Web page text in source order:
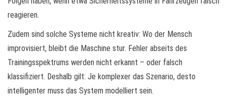
reagieren.
Zudem sind solche Systeme nicht kreativ: Wo der Mensch
improvisiert, bleibt die Maschine stur. Fehler abseits des
Trainingsspektrums werden nicht erkannt – oder falsch
klassifiziert. Deshalb gilt: Je komplexer das Szenario, desto
intelligenter muss das System modelliert sein.